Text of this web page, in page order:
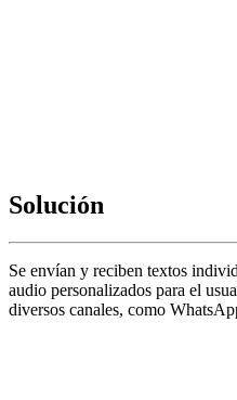
Solución
Se envían y reciben textos
audio personalizados para el
diversos canales, como